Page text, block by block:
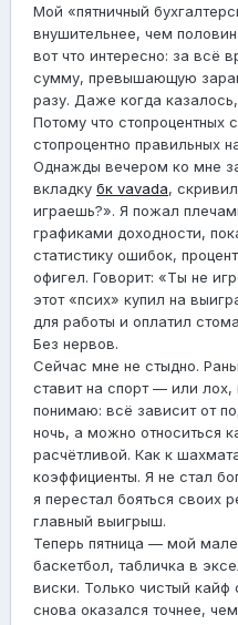
Мой «пятничный
внушительнее, чем
вот что интересно: за всё
сумму, превышающую
разу. Даже когда
Потому что стопроцентных
стопроцентно правильных
Однажды вечером ко мне
вкладку бк vavada,
играешь?». Я пожал
графиками доходности,
статистику ошибок,
офигел. Говорит: «Ты не
этот «псих» купил на
для работы и оплатил
Без нервов.
Сейчас мне не стыдно.
ставит на спорт — или лох,
понимаю: всё зависит от
ночь, а можно относиться
расчётливой. Как к
коэффициенты. Я не стал
я перестал бояться своих
главный выигрыш.
Теперь пятница — мой
баскетбол, табличка в
виски. Только чистый кайф
снова оказался точнее,